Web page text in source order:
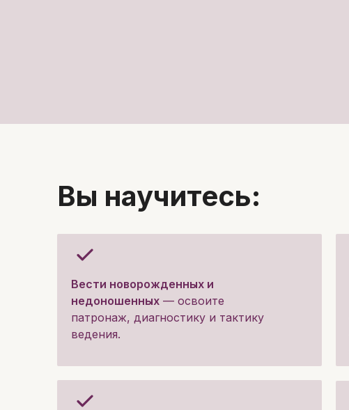
Вести новорожденных и
недоношенных — освоите
патронаж, диагностику и тактику
ведения.
Вы научитесь: